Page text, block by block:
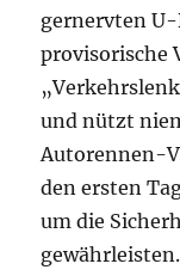
gernervten
provisorische
und nützt
Autorennen-
den ersten
um die
gewährleisten.